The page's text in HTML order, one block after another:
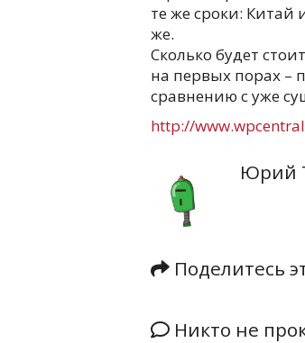
те же сроки: Китай
же.
Сколько будет
на первых порах –
сравнению с уже
http://
Юрий
Поделитесь
Никто не